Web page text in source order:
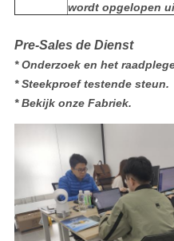
wordt opgelopen
Pre-Sales de Dienst
* Onderzoek en het
* Steekproef testende steun.
* Bekijk onze Fabriek.